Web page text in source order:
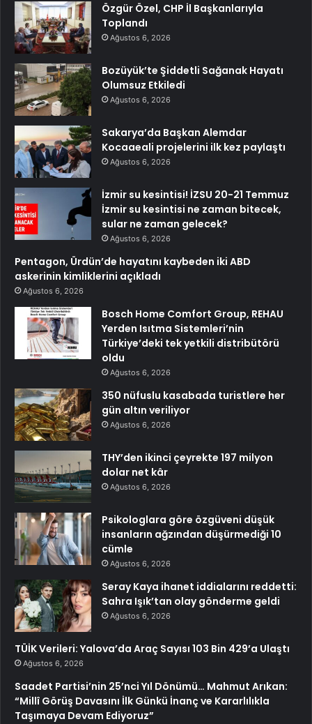
Özgür Özel, CHP İl Başkanlarıyla
Toplandı
Ağustos 6, 2026
Bozüyük’te Şiddetli Sağanak Hayatı
Olumsuz Etkiledi
Ağustos 6, 2026
Sakarya’da Başkan Alemdar
Kocaaeali projelerini ilk kez paylaştı
Ağustos 6, 2026
İzmir su kesintisi! İZSU 20-21 Temmuz
İzmir su kesintisi ne zaman bitecek,
sular ne zaman gelecek?
Ağustos 6, 2026
Pentagon, Ürdün’de hayatını kaybeden iki ABD
askerinin kimliklerini açıkladı
Ağustos 6, 2026
Bosch Home Comfort Group, REHAU
Yerden Isıtma Sistemleri’nin
Türkiye’deki tek yetkili distribütörü
oldu
Ağustos 6, 2026
350 nüfuslu kasabada turistlere her
gün altın veriliyor
Ağustos 6, 2026
THY’den ikinci çeyrekte 197 milyon
dolar net kâr
Ağustos 6, 2026
Psikologlara göre özgüveni düşük
insanların ağzından düşürmediği 10
cümle
Ağustos 6, 2026
Seray Kaya ihanet iddialarını reddetti:
Sahra Işık’tan olay gönderme geldi
Ağustos 6, 2026
TÜİK Verileri: Yalova’da Araç Sayısı 103 Bin 429’a Ulaştı
Ağustos 6, 2026
Saadet Partisi’nin 25’nci Yıl Dönümü… Mahmut Arıkan:
“Millî Görüş Davasını İlk Günkü İnanç ve Kararlılıkla
Taşımaya Devam Ediyoruz”